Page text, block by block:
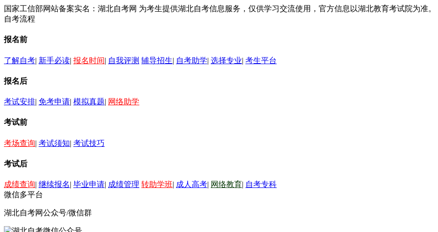
国家工信部网站备案实名：湖北自考网 为考生提供湖北自考信息服务，仅供学习交流使用，官方信息以湖北教育考试院为准。
自考流程
报名前
了解自考| 新手必读| 报名时间| 自我评测 辅导招生| 自考助学| 选择专业| 考生平台
报名后
考试安排| 免考申请| 模拟真题| 网络助学
考试前
考场查询| 考试须知| 考试技巧
考试后
成绩查询| 继续报名| 毕业申请| 成绩管理 转助学班| 成人高考| 网络教育| 自考专科
微信多平台
湖北自考网公众号/微信群